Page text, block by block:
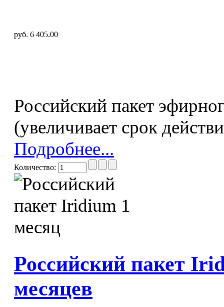
руб. 6 405.00
Российский пакет
(увеличивает срок
Подробнее...
Количество:
Российский пакет
месяцев